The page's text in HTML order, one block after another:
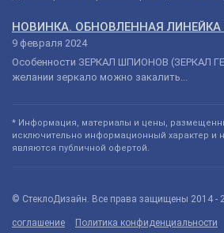
НОВИНКА. ОБНОВЛЕННАЯ
9 февраля 2024
Особенности ЗЕРКАЛ ШПИОНОВ
желании зеркало можно закалить...
* Информация, материалы и цены,
исключительно информационный характер и
являются публичной офертой.
© СтеклоДизайн. Все права защищены 2014 -
соглашение Политика конфиденциальности